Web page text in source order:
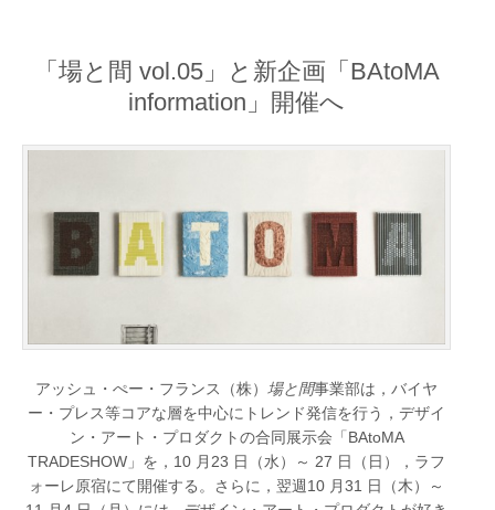
「場と間 vol.05」と新企画「BAtoMA
information」開催へ
アッシュ・ぺー・フランス（株） 場と間事業部は，バイヤ
ー・プレス等コアな層を中心にトレンド発信を行う，デザイ
ン・アート・プロダクトの合同展示会「BAtoMA
TRADESHOW」を，10 月23 日（水）～ 27 日（日），ラフ
ォーレ原宿にて開催する。さらに，翌週10 月31 日（木）～